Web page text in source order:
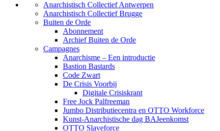
Anarchistisch Collectief Antwerpen
Anarchistisch Collectief Brugge
Buiten de Orde
Abonnement
Archief Buiten de Orde
Campagnes
Anarchisme – Een introductie
Bastion Bastards
Code Zwart
De Crisis Voorbij
Digitale Crisiskrant
Free Jock Palfreeman
Jumbo Distributiecentra en OTTO Workforce
Kunst-Anarchistische dag BAJeenkomst
OTTO Slaveforce